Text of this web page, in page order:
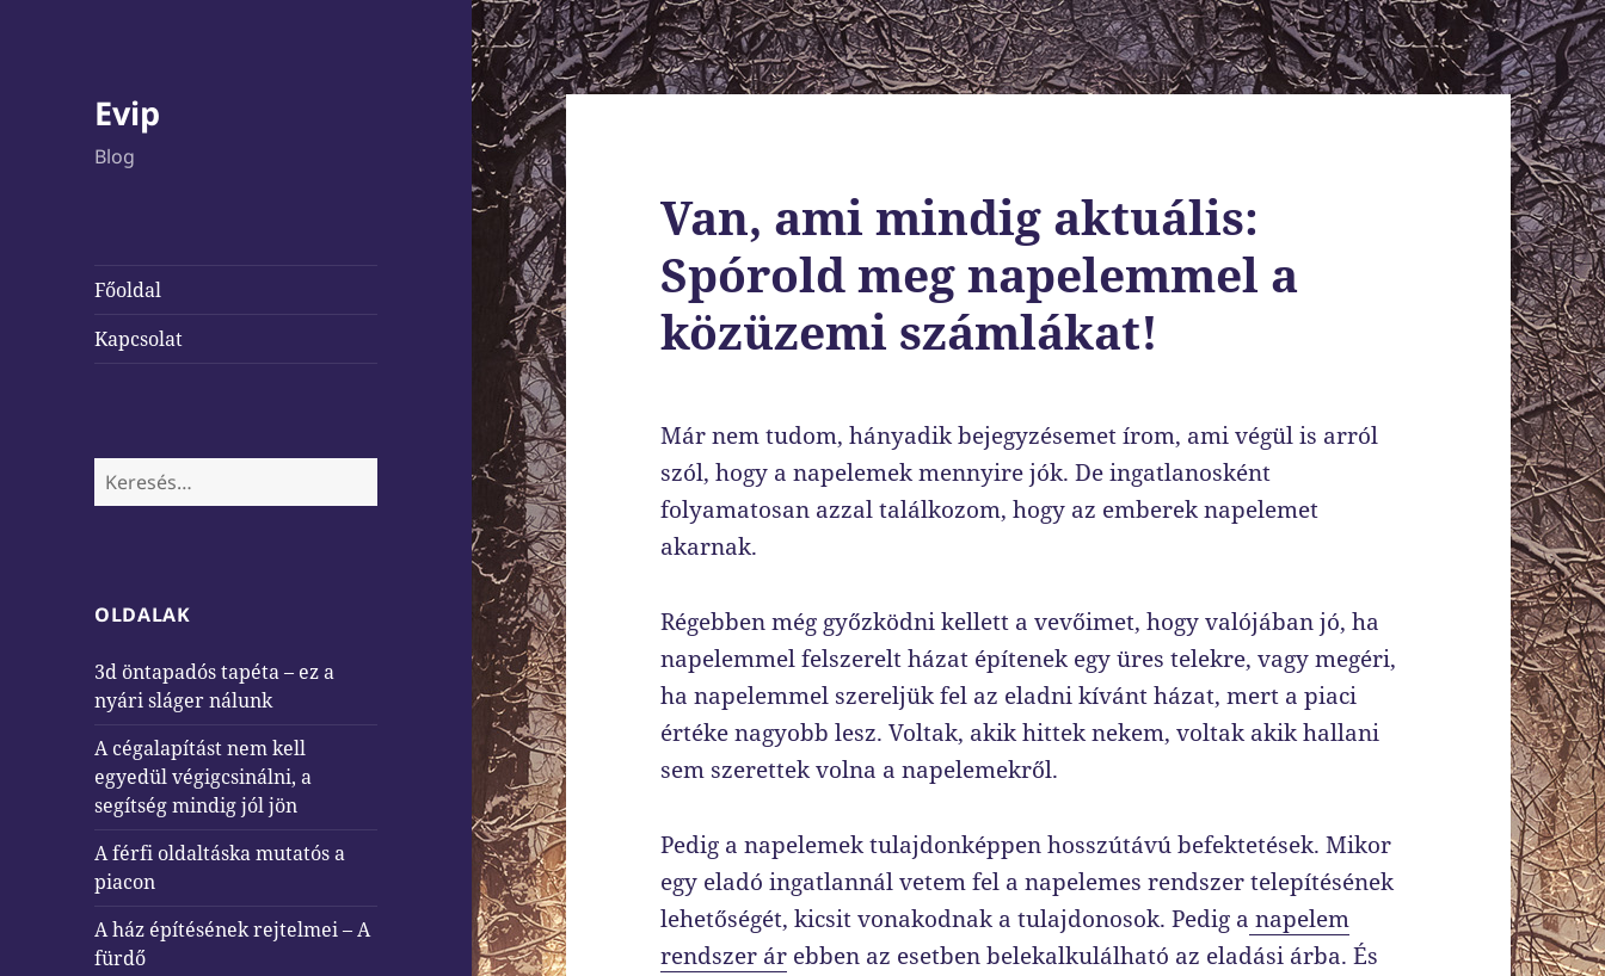
Evip
Blog
Főoldal
Kapcsolat
Keresés:
OLDALAK
3d öntapadós tapéta – ez a
nyári sláger nálunk
A cégalapítást nem kell
egyedül végigcsinálni, a
segítség mindig jól jön
A férfi oldaltáska mutatós a
piacon
A ház építésének rejtelmei – A
fürdő
Van, ami mindig aktuális:
Spórold meg napelemmel a
közüzemi számlákat!
Már nem tudom, hányadik bejegyzésemet írom, ami végül is arról
szól, hogy a napelemek mennyire jók. De ingatlanosként
folyamatosan azzal találkozom, hogy az emberek napelemet
akarnak.
Régebben még győzködni kellett a vevőimet, hogy valójában jó, ha
napelemmel felszerelt házat építenek egy üres telekre, vagy megéri,
ha napelemmel szereljük fel az eladni kívánt házat, mert a piaci
értéke nagyobb lesz. Voltak, akik hittek nekem, voltak akik hallani
sem szerettek volna a napelemekről.
Pedig a napelemek tulajdonképpen hosszútávú befektetések. Mikor
egy eladó ingatlannál vetem fel a napelemes rendszer telepítésének
lehetőségét, kicsit vonakodnak a tulajdonosok. Pedig a napelem
rendszer ár ebben az esetben belekalkulálható az eladási árba. És